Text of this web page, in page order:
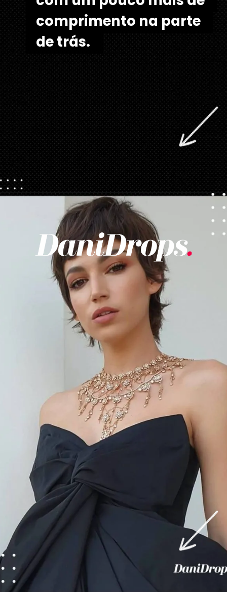
comprimento na parte
de trás.
comprimento na parte
de trás.
https://danidrops.com.br/tendencia-corte-de-cabelo-feminino-2025/